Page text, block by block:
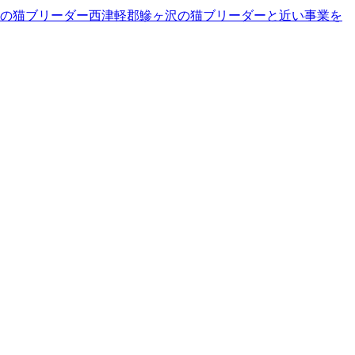
猫ブリーダー西津軽郡鰺ヶ沢の猫ブリーダーと近い事業を